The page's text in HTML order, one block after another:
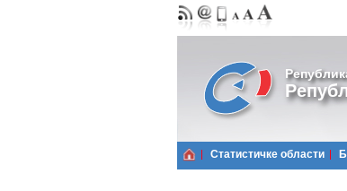
Статистичке области